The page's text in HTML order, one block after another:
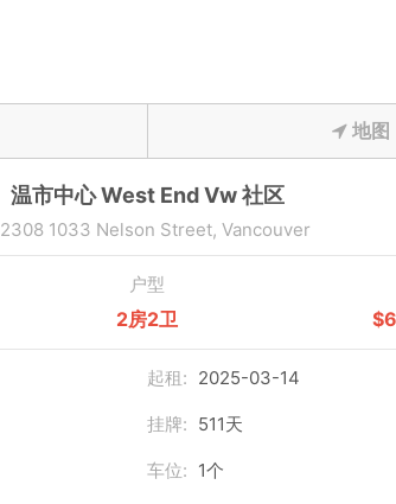
地图
温市中心West End Vw社区
2308 1033 Nelson Street, Vancouver
户型
2房2卫
起租: 2025-03-14
挂牌: 511天
车位: 1个